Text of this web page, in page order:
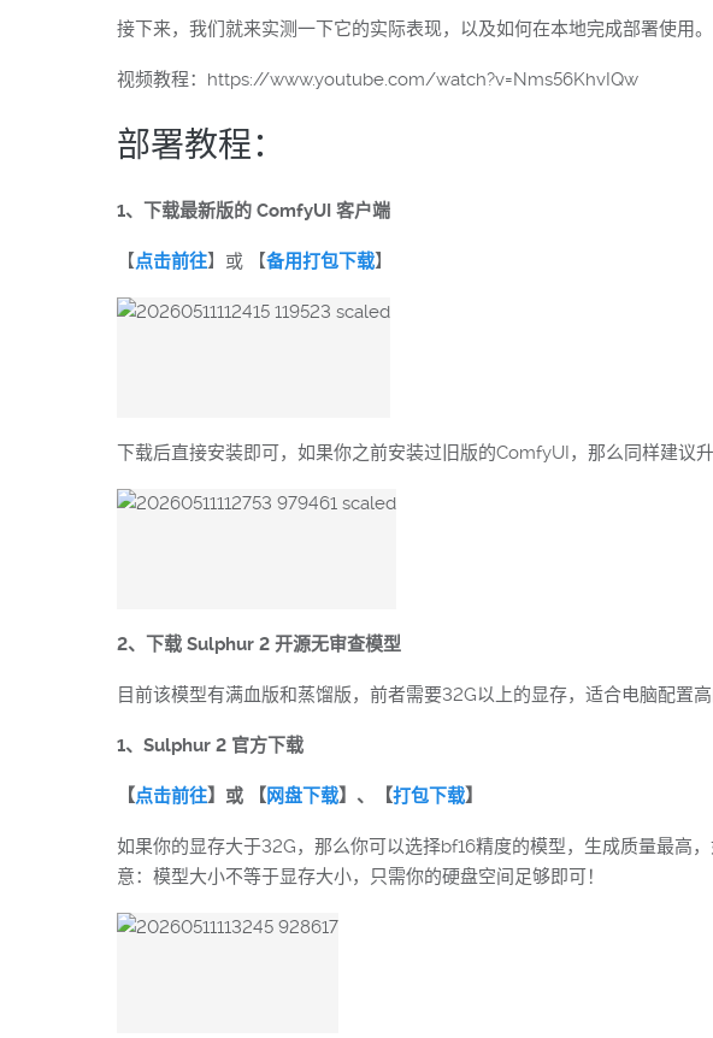
接下来，我们就来实测一下它的实际表现，以及如何在本地完成部署使用。
视频教程：https://www.youtube.com/watch?v=Nms56KhvIQw
部署教程：
1、下载最新版的 ComfyUI 客户端
【点击前往】或 【备用打包下载】
下载后直接安装即可，如果你之前安装过旧版的ComfyUI，那么同样建议
2、下载 Sulphur 2 开源无审查模型
目前该模型有满血版和蒸馏版，前者需要32G以上的显存，适合电脑配置
1、Sulphur 2 官方下载
【点击前往】或 【网盘下载】、【打包下载】
如果你的显存大于32G，那么你可以选择bf16精度的模型，生成质量最高
意：模型大小不等于显存大小，只需你的硬盘空间足够即可！